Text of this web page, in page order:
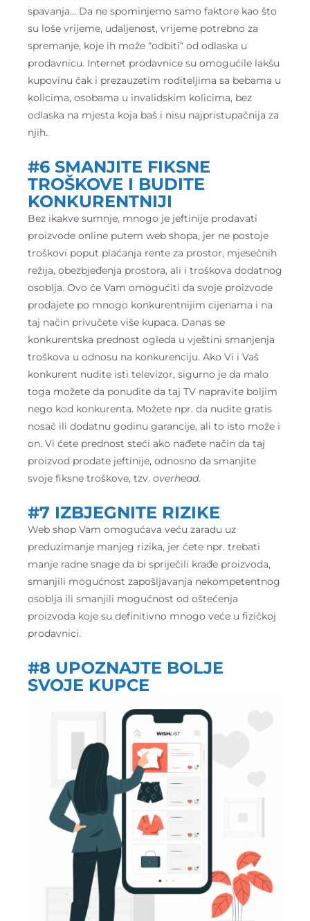
spavanja… Da ne spominjemo samo faktore kao što
su loše vrijeme, udaljenost, vrijeme potrebno za
spremanje, koje ih može “odbiti“ od odlaska u
prodavnicu. Internet prodavnice su omogućile lakšu
kupovinu čak i prezauzetim roditeljima sa bebama u
kolicima, osobama u invalidskim kolicima, bez
odlaska na mjesta koja baš i nisu najpristupačnija za
njih.
#6 SMANJITE FIKSNE
TROŠKOVE I BUDITE
KONKURENTNIJI
Bez ikakve sumnje, mnogo je jeftinije prodavati
proizvode online putem web shopa, jer ne postoje
troškovi poput plaćanja rente za prostor, mjesečnih
režija, obezbjeđenja prostora, ali i troškova dodatnog
osoblja. Ovo će Vam omogućiti da svoje proizvode
prodajete po mnogo konkurentnijim cijenama i na
taj način privučete više kupaca. Danas se
konkurentska prednost ogleda u vještini smanjenja
troškova u odnosu na konkurenciju. Ako Vi i Vaš
konkurent nudite isti televizor, sigurno je da malo
toga možete da ponudite da taj TV napravite boljim
nego kod konkurenta. Možete npr. da nudite gratis
nosač ili dodatnu godinu garancije, ali to isto može i
on. Vi ćete prednost steći ako nađete način da taj
proizvod prodate jeftinije, odnosno da smanjite
svoje fiksne troškove, tzv. overhead.
#7 IZBJEGNITE RIZIKE
Web shop Vam omogućava veću zaradu uz
preduzimanje manjeg rizika, jer ćete npr. trebati
manje radne snage da bi spriječili krađe proizvoda,
smanjili mogućnost zapošljavanja nekompetentnog
osoblja ili smanjili mogućnost od oštećenja
proizvoda koje su definitivno mnogo veće u fizičkoj
prodavnici.
#8 UPOZNAJTE BOLJE
SVOJE KUPCE